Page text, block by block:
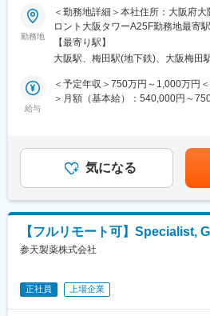
職員の働き方を優先する社風のた
され、月でノルマに追われることは
■教育体制
可能です。
新設施設のため、裁量をもって施
変更の範囲：会社の定める業務
提供することで、組織価値の向上
・組織や業務における内部統制上
し、必要に応じて提言を行う
・J-SOXに基づき、財務報告に係る
監査する
経営トップから依頼される特別ミ
<内部統制上の課題・リスク>
・監査報告書を作成し、関係者へ報
<J-SOX>
・財務チームと連携し、J-SOX監
・監査報告書を作成し、関係者へ報
・外部監査法人とのコミュニケーシ
<特別ミッション>
・経営トップ向けの報告書を作成する
■当社に関して：
勤務地
＜勤務地詳細＞本社住所：大阪府
ロント大阪タワーA25F勤務地最寄
策：屋内全面禁煙変更の範囲：会
ーク含む）
【最寄り駅】
大阪駅、梅田駅(地下鉄)、大阪梅田
給与
＜予定年収＞750万円～1,000万円
＞月額（基本給）：540,000円～
あり、選考を通じて上下する可能
手当を含めた表記です。
気になる
【フルリモート可】Specialist,
参天製薬株式会社
正社員 上場企業